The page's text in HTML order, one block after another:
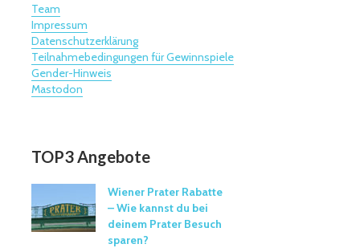
Team
Impressum
Datenschutzerklärung
Teilnahmebedingungen für Gewinnspiele
Gender-Hinweis
Mastodon
TOP3 Angebote
Wiener Prater Rabatte
– Wie kannst du bei
deinem Prater Besuch
sparen?